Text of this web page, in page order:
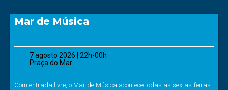
Mar de Música
7 agosto 2026 | 22h-00h
Praça do Mar
Com entrada livre, o Mar de Música acontece todas as sextas-feiras